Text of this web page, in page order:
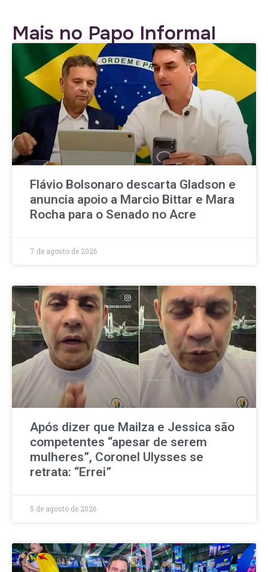
Mais no Papo Informal
Flávio Bolsonaro descarta Gladson e
anuncia apoio a Marcio Bittar e Mara
Rocha para o Senado no Acre
7 de agosto de 2026
Após dizer que Mailza e Jessica são
competentes “apesar de serem
mulheres”, Coronel Ulysses se
retrata: “Errei”
5 de agosto de 2026